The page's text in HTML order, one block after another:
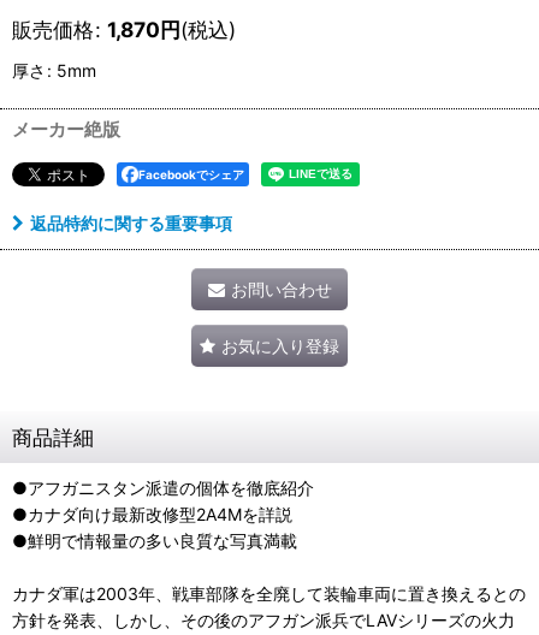
販売価格: 1,870円(税込)
厚さ : 5mm
メーカー絶版
Facebookでシェア
返品特約に関する重要事項
お問い合わせ
お気に入り登録
商品詳細
●アフガニスタン派遣の個体を徹底紹介
●カナダ向け最新改修型2A4Mを詳説
●鮮明で情報量の多い良質な写真満載
カナダ軍は2003年、戦車部隊を全廃して装輪車両に置き換えるとの
方針を発表、しかし、その後のアフガン派兵でLAVシリーズの火力